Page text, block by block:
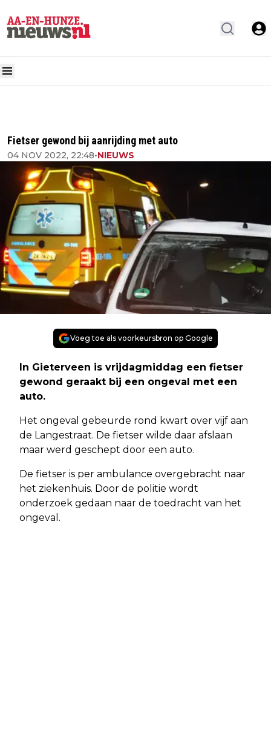
Fietser gewond bij aanrijding met auto
04 NOV 2022, 22:48•NIEUWS
Voeg toe als voorkeursbron op Google
In Gieterveen is vrijdagmiddag een fietser
gewond geraakt bij een ongeval met een
auto.
Het ongeval gebeurde rond kwart over vijf aan
de Langestraat. De fietser wilde daar afslaan
maar werd geschept door een auto.
De fietser is per ambulance overgebracht naar
het ziekenhuis. Door de politie wordt
onderzoek gedaan naar de toedracht van het
ongeval.